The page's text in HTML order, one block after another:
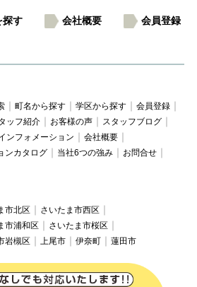
探す 会社概要
会員登録
町名から探す 学区から探す
会員登録
ッフ紹介 お客様の声
スタッフブログ
ンフォメーション
会社概要
ンカタログ 当社6つの強み
お問合せ
市北区
さいたま市西区
市浦和区
さいたま市桜区
岩槻区 上尾市 伊奈町 蓮田市